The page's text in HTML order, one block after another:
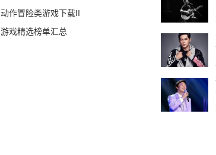
动作冒险类游戏下载II
游戏精选榜单汇总